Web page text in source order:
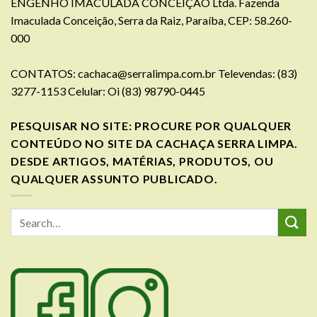
Imaculada Conceição, Serra da Raiz, Paraíba, CEP: 58.260-
000
CONTATOS: cachaca@serralimpa.com.br Televendas: (83)
3277-1153 Celular: Oi (83) 98790-0445
PESQUISAR NO SITE: PROCURE POR QUALQUER
CONTEÚDO NO SITE DA CACHAÇA SERRA LIMPA.
DESDE ARTIGOS, MATÉRIAS, PRODUTOS, OU
QUALQUER ASSUNTO PUBLICADO.